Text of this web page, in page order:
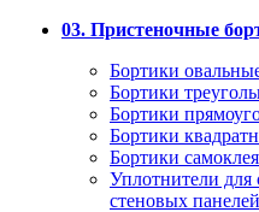
03. Пристеночные
Бортики
Бортики
Бортики
Бортики
Бортики
Уплотнители
стеновых панелей